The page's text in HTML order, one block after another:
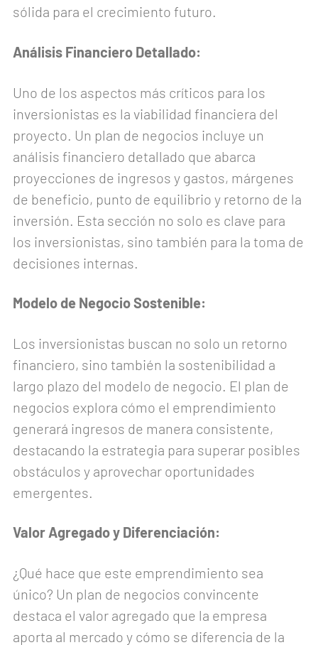
sólida para el crecimiento futuro.
Análisis Financiero Detallado:
Uno de los aspectos más críticos para los
inversionistas es la viabilidad financiera del
proyecto. Un plan de negocios incluye un
análisis financiero detallado que abarca
proyecciones de ingresos y gastos, márgenes
de beneficio, punto de equilibrio y retorno de la
inversión. Esta sección no solo es clave para
los inversionistas, sino también para la toma de
decisiones internas.
Modelo de Negocio Sostenible:
Los inversionistas buscan no solo un retorno
financiero, sino también la sostenibilidad a
largo plazo del modelo de negocio. El plan de
negocios explora cómo el emprendimiento
generará ingresos de manera consistente,
destacando la estrategia para superar posibles
obstáculos y aprovechar oportunidades
emergentes.
Valor Agregado y Diferenciación:
¿Qué hace que este emprendimiento sea
único? Un plan de negocios convincente
destaca el valor agregado que la empresa
aporta al mercado y cómo se diferencia de la